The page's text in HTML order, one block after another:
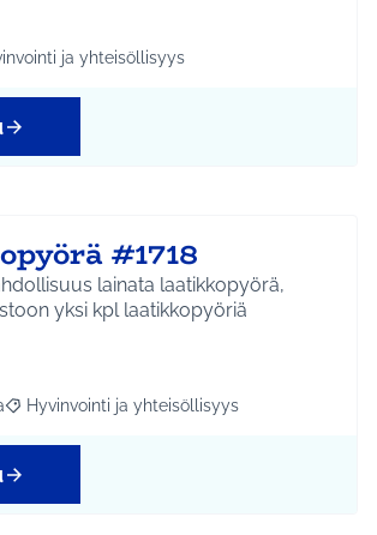
mukaan: Jokela
tulokset teeman mukaan: Hyvinvointi ja
ja yhteisöllisyys
#1718
lainata laatikkopyörä,
yksi kpl laatikkopyöriä
mukaan: Koko Tuusula
Rajaa tulokset teeman mukaan: Hyvinvointi ja
Hyvinvointi ja yhteisöllisyys